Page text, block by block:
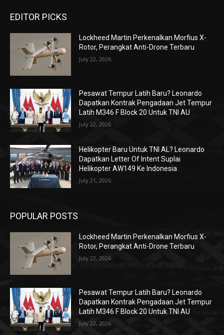
EDITOR PICKS
Lockheed Martin Perkenalkan Morfius X-
Rotor, Perangkat Anti-Drone Terbaru
July 22, 2026
Pesawat Tempur Latih Baru? Leonardo
Dapatkan Kontrak Pengadaan Jet Tempur
Latih M346 F Block 20 Untuk TNI AU
July 22, 2026
Helikopter Baru Untuk TNI AL? Leonardo
Dapatkan Letter Of Intent Suplai
Helikopter AW149 Ke Indonesia
July 21, 2026
POPULAR POSTS
Lockheed Martin Perkenalkan Morfius X-
Rotor, Perangkat Anti-Drone Terbaru
July 22, 2026
Pesawat Tempur Latih Baru? Leonardo
Dapatkan Kontrak Pengadaan Jet Tempur
Latih M346 F Block 20 Untuk TNI AU
July 22, 2026